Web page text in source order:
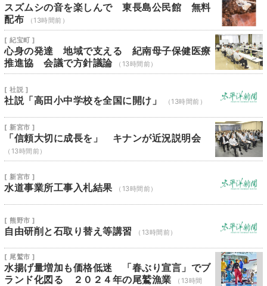
スズムシの音を楽しんで 東長島公民館 無料
配布
（13時間前）
[ 紀宝町 ]
心身の発達 地域で支える 紀南母子保健医療
推進協 会議で方針議論
（13時間前）
[ 社説 ]
社説「高田小中学校を全国に開け」 （13時間前）
[ 新宮市 ]
「信頼大切に成長を」 キナンが近況説明会
（13時間前）
[ 新宮市 ]
水道事業所工事入札結果 （13時間前）
[ 熊野市 ]
自由研削と石取り替え等講習 （13時間前）
[ 尾鷲市 ]
水揚げ量増加も価格低迷 「春ぶり宣言」でブ
ランド化図る ２０２４年の尾鷲漁業
（13時間